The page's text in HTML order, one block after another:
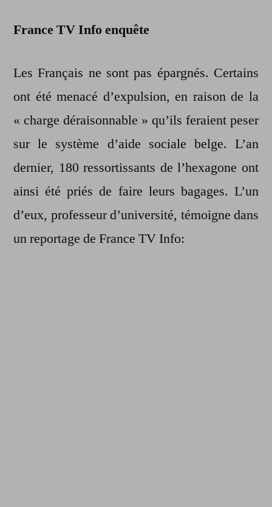
France TV Info enquête
Les Français ne sont pas épargnés. Certains
ont été menacé d’expulsion, en raison de la
« charge déraisonnable » qu’ils feraient peser
sur le système d’aide sociale belge. L’an
dernier, 180 ressortissants de l’hexagone ont
ainsi été priés de faire leurs bagages. L’un
d’eux, professeur d’université, témoigne dans
un reportage de France TV Info: